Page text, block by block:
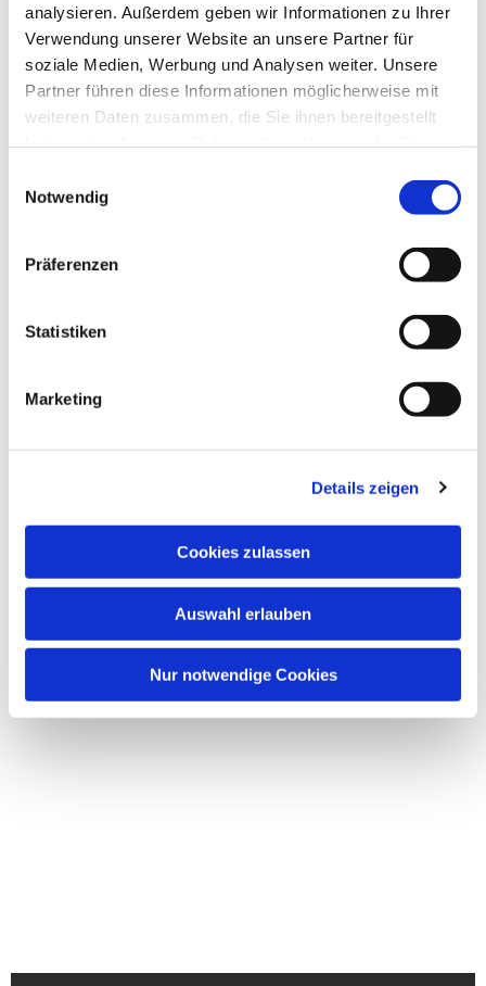
analysieren. Außerdem geben wir Informationen zu Ihrer
Verwendung unserer Website an unsere Partner für
soziale Medien, Werbung und Analysen weiter. Unsere
Partner führen diese Informationen möglicherweise mit
weiteren Daten zusammen, die Sie ihnen bereitgestellt
Notwendig
Präferenzen
Statistiken
Marketing
Details zeigen
Cookies zulassen
Auswahl erlauben
Nur notwendige Cookies